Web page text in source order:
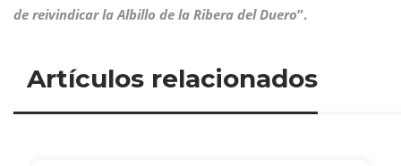
de reivindicar la Albillo de la Ribera del Duero”.
Artículos relacionados